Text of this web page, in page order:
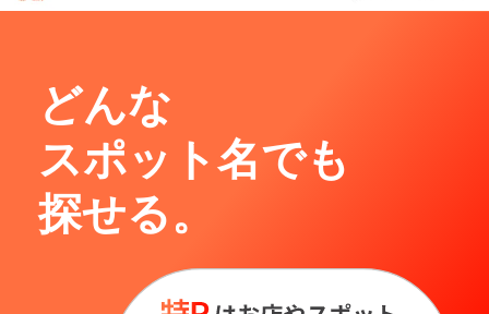
どんな
スポット名でも
探せる。